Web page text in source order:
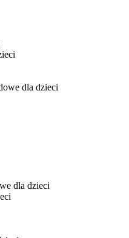
dla dzieci
dla dzieci